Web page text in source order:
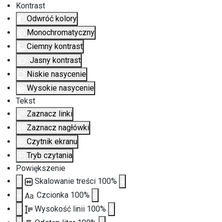
Kontrast
Odwróć kolory
Monochromatyczny
Ciemny kontrast
Jasny kontrast
Niskie nasycenie
Wysokie nasycenie
Tekst
Zaznacz linki
Zaznacz nagłówki
Czytnik ekranu
Tryb czytania
Powiększenie
Skalowanie treści 100%
Aa Czcionka 100%
Wysokość linii 100%